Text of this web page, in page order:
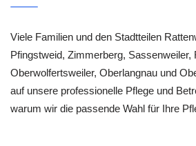
Viele Familien und den Stadtteilen
Pfingstweid, Zimmerberg, Sassenweiler,
Oberwolfertsweiler, Oberlangnau und
auf unsere professionelle Pflege und
warum wir die passende Wahl für Ihre